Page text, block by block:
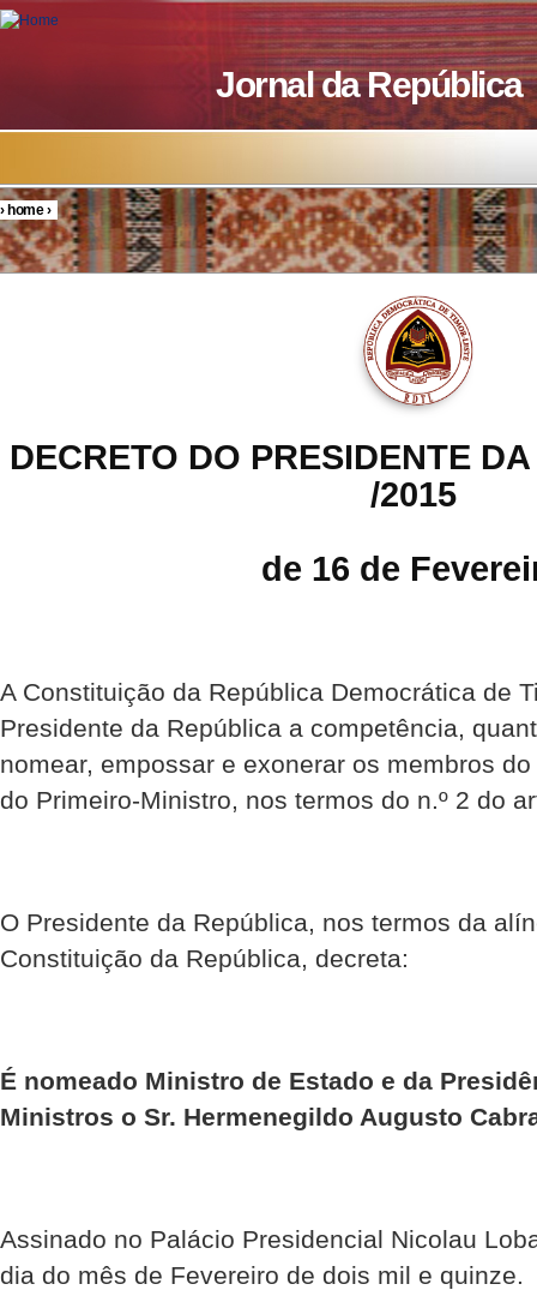
Skip to main content
Jornal da República
You are here
›home›
DECRETO DO PRESIDENTE
/2015
de 16 de
A Constituição da República Democrática de
Presidente da República a competência,
nomear, empossar e exonerar os membros
do Primeiro-Ministro, nos termos do n.º 2 do
O Presidente da República, nos termos da
Constituição da República, decreta:
É nomeado Ministro de Estado e da
Ministros o Sr. Hermenegildo Augusto
Assinado no Palácio Presidencial Nicolau
dia do mês de Fevereiro de dois mil e quinze.